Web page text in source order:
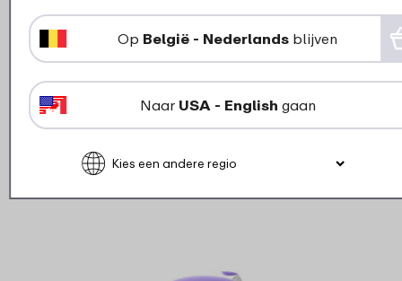
Drukknop Campus drinkfles met
flipdop – Wit
119
Bekijk Bestel
›
Op België - Nederlands blijven
Naar USA - English gaan